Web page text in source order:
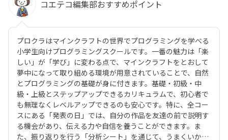
コエテコ編集部おすすめポイント
プロクラはマインクラフトの世界でプログラミングを学べる
小学生向けプログラミングスクールです。一番の魅力は「楽
しい」が「学び」に変わる点で、マインクラフトをとおして
夢中になって取り組める環境が用意されていることで、自然
とプログラミングの基礎が身に付きます。基礎・初級・中
級・上級とステップアップできるカリキュラムで、初心者で
も無理なくレベルアップできるのも安心です。特に、全コー
スにある「発表の日」では、自分の作品を友達の前で説明す
る機会があり、伝える力や自信を養うことができます。ま
た、振り返りを行う「分析シート」を通じて、うまくいかな